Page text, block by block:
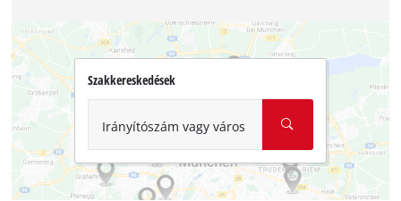
Szakkereskedések
Irányítószám vagy város